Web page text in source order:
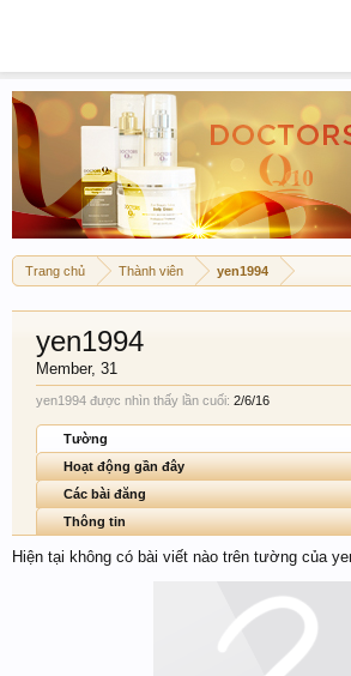
Trang chủ Thành viên yen1994
yen1994
Member, 31
yen1994 được nhìn thấy lần cuối: 2/6/16
Tường
Hoạt động gần đây
Các bài đăng
Thông tin
Hiện tại không có bài viết nào trên tường của